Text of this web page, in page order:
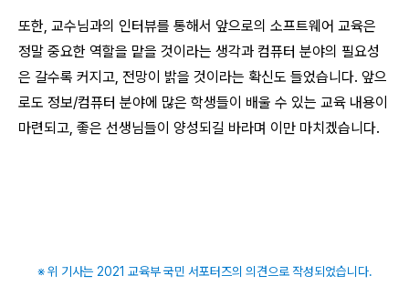
또한, 교수님과의 인터뷰를 통해서 앞으로의 소프트웨어 교육은
정말 중요한 역할을 맡을 것이라는 생각과 컴퓨터 분야의 필요성
은 갈수록 커지고, 전망이 밝을 것이라는 확신도 들었습니다. 앞으
로도 정보/컴퓨터 분야에 많은 학생들이 배울 수 있는 교육 내용이
마련되고, 좋은 선생님들이 양성되길 바라며 이만 마치겠습니다.
※ 위 기사는 2021 교육부 국민 서포터즈의 의견으로 작성되었습니다.